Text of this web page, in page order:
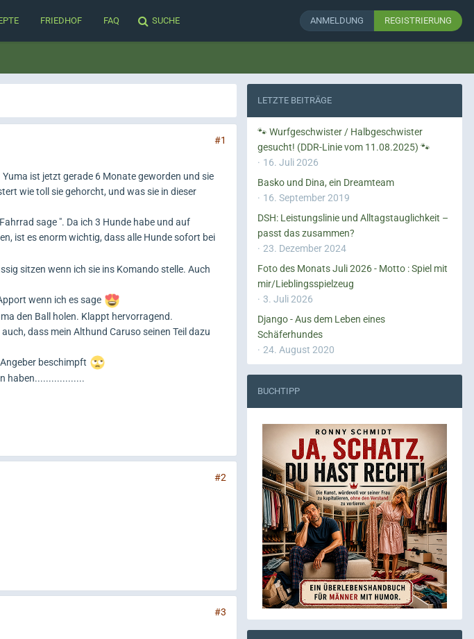
FRIEDHOF FAQ SUCHE ANMELDUNG REGISTRIERUNG
#1
ist jetzt gerade 6 Monate geworden und sie
wie toll sie gehorcht, und was sie in dieser
sage ". Da ich 3 Hunde habe und auf
ist es enorm wichtig, dass alle Hunde sofort bei
sitzen wenn ich sie ins Komando stelle. Auch
wenn ich es sage
den Ball holen. Klappt hervorragend.
dass mein Althund Caruso seinen Teil dazu
beschimpft
haben..................
#2
#3
LETZTE BEITRÄGE
🐾 Wurfgeschwister / Halbgeschwister
gesucht! (DDR-Linie vom 11.08.2025) 🐾
16. Juli 2026
Basko und Dina, ein Dreamteam
16. September 2019
DSH: Leistungslinie und Alltagstauglichkeit –
passt das zusammen?
23. Dezember 2024
Foto des Monats Juli 2026 - Motto : Spiel mit
mir/Lieblingsspielzeug
3. Juli 2026
Django - Aus dem Leben eines
Schäferhundes
24. August 2020
BUCHTIPP